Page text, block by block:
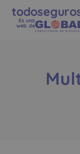
Es una
web de